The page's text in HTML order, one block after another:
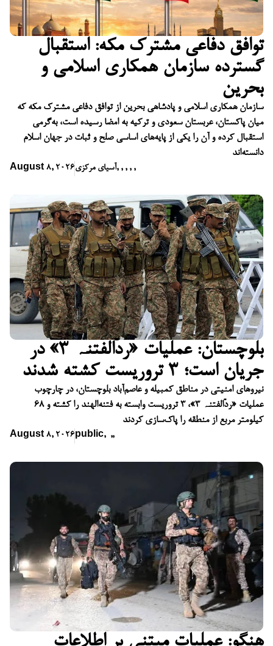
توافق دفاعی مشترک مکه: استقبال
گسترده سازمان همکاری اسلامی و
بحرین
سازمان همکاری اسلامی و پادشاهی بحرین از توافق دفاعی مشترک مکه که
میان پاکستان، عربستان سعودی و ترکیه به امضا رسیده است، به‌گرمی
استقبال کرده و آن را یکی از پایه‌های اساسی صلح و ثبات در جهان اسلام
دانسته‌اند
August 8, 2026آسیای مرکزی, , , , ,
بلوچستان: عملیات «ردّالفتنہ ۳» در
جریان است؛ ۳ تروریست کشته شدند
نیروهای امنیتی در مناطق کمبیله و عاصم‌آباد بلوچستان، در چارچوب
عملیات «ردّالفتنہ ۳»، ۳ تروریست وابسته به فتنه‌الهند را کشته و ۶۸
کیلومتر مربع از منطقه را پاک‌سازی کردند
August 8, 2026 public, ,,